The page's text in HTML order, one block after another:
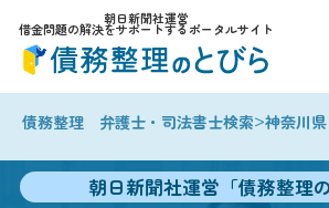
朝日新聞社運営
借金問題の解決をサポートするポータルサイト
債務整理 弁護士・司法書士検索>神奈川
朝日新聞社運営「債務整理